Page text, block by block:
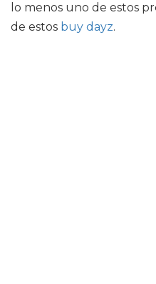
lo menos uno de estos
de estos buy dayz.